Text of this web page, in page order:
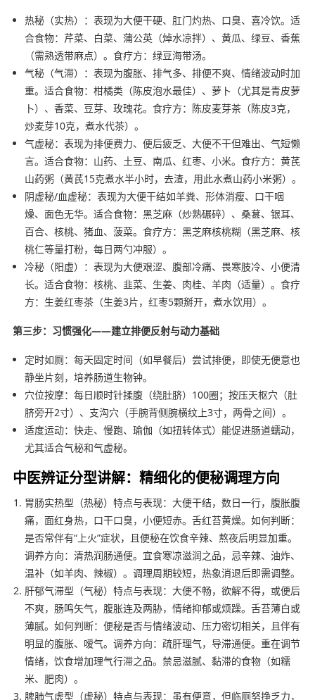
热秘（实热）：表现为大便干硬、肛门灼热、口臭、喜冷饮。适
合食物：芹菜、白菜、蒲公英（焯水凉拌）、黄瓜、绿豆、香蕉
（需熟透带麻点）。食疗方：绿豆海带汤。
气秘（气滞）：表现为腹胀、排气多、排便不爽、情绪波动时加
重。适合食物：柑橘类（陈皮泡水最佳）、萝卜（尤其是青皮萝
卜）、香菜、豆芽、玫瑰花。食疗方：陈皮麦芽茶（陈皮3克，
炒麦芽10克，煮水代茶）。
气虚秘：表现为排便费力、便后疲乏、大便不干但难出、气短懒
言。适合食物：山药、土豆、南瓜、红枣、小米。食疗方：黄芪
山药粥（黄芪15克煮水半小时，去渣，用此水煮山药小米粥）。
阴虚秘/血虚秘：表现为大便干结如羊粪、形体消瘦、口干咽
燥、面色无华。适合食物：黑芝麻（炒熟碾碎）、桑葚、银耳、
百合、核桃、猪血、菠菜。食疗方：黑芝麻核桃糊（黑芝麻、核
桃仁等量打粉，每日两勺冲服）。
冷秘（阳虚）：表现为大便艰涩、腹部冷痛、畏寒肢冷、小便清
长。适合食物：核桃、韭菜、生姜、肉桂、羊肉（适量）。食疗
方：生姜红枣茶（生姜3片，红枣5颗掰开，煮水饮用）。
第三步：习惯强化——建立排便反射与动力基础
定时如厕：每天固定时间（如早餐后）尝试排便，即使无便意也
静坐片刻，培养肠道生物钟。
穴位按摩：每日顺时针揉腹（绕肚脐）100圈；按压天枢穴（肚
脐旁开2寸）、支沟穴（手腕背侧腕横纹上3寸，两骨之间）。
适度运动：快走、慢跑、瑜伽（如扭转体式）能促进肠道蠕动，
尤其适合气秘和气虚秘。
中医辨证分型讲解：精细化的便秘调理方向
胃肠实热型（热秘）特点与表现：大便干结，数日一行，腹胀腹
痛，面红身热，口干口臭，小便短赤。舌红苔黄燥。如何判断：
是否常伴有“上火”症状，且便秘在饮食辛辣、熬夜后明显加重。
调养方向：清热润肠通便。宜食寒凉滋润之品，忌辛辣、油炸、
温补（如羊肉、辣椒）。调理周期较短，热象消退后即需调整。
肝郁气滞型（气秘）特点与表现：大便不畅，欲解不得，或便后
不爽，肠鸣矢气，腹胀连及两胁，情绪抑郁或烦躁。舌苔薄白或
薄腻。如何判断：便秘是否与情绪波动、压力密切相关，且伴有
明显的腹胀、嗳气。调养方向：疏肝理气，导滞通便。重在调节
情绪，饮食增加理气行滞之品。禁忌滋腻、黏滞的食物（如糯
米、肥肉）。
脾肺气虚型（虚秘）特点与表现：虽有便意，但临厕努挣乏力，